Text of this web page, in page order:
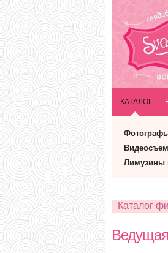
КАТАЛОГ
Лимузины
Каталог